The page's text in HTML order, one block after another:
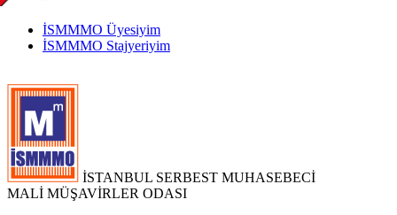
İSMMMO Üyesiyim
İSMMMO Stajyeriyim
İSTANBUL SERBEST MUHASEBECİ
MALİ MÜŞAVİRLER ODASI